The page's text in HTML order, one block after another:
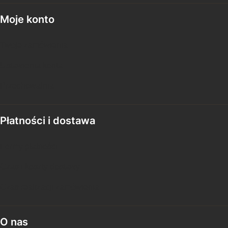
Moje konto
Płatności i dostawa
O nas